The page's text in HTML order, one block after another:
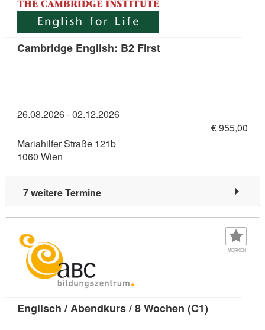
Cambridge English: B2 FirstKursdetail: Cambridge
26.08.2026 - 02.12.2026
€ 955,00
Mariahilfer Straße 121b
1060 Wien
7 weitere Termine
MERKEN
Englisch / Abendkurs / 8 Wochen (C1)